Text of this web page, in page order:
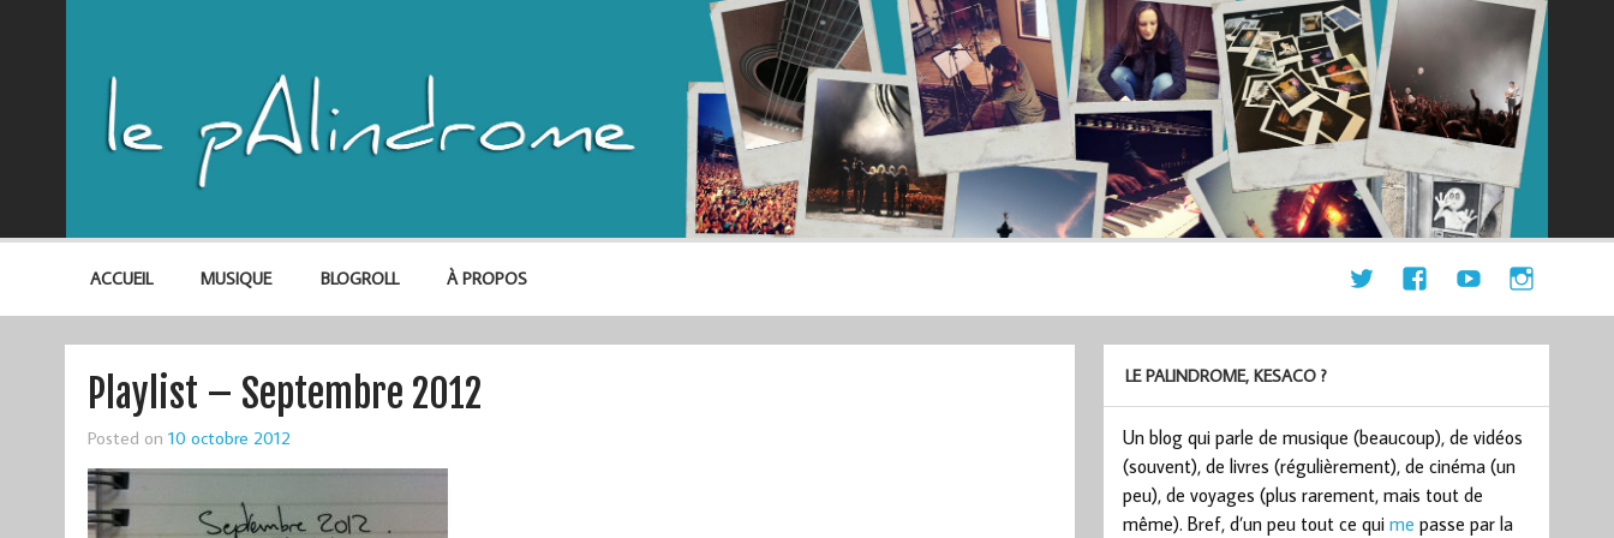
ACCUEIL MUSIQUE BLOGROLL À PROPOS
Playlist – Septembre 2012
Posted on 10 octobre 2012
LE PALINDROME, KESACO ?
Un blog qui parle de musique (beaucoup), de vidéos
(souvent), de livres (régulièrement), de cinéma (un
peu), de voyages (plus rarement, mais tout de
même). Bref, d’un peu tout ce quime passe par la